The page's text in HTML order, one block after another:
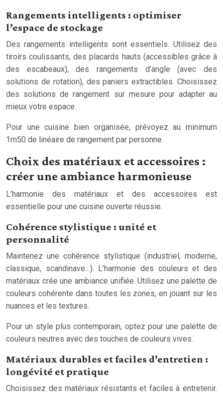
Rangements intelligents : optimiser
l’espace de stockage
Des rangements intelligents sont essentiels. Utilisez des
tiroirs coulissants, des placards hauts (accessibles grâce à
des escabeaux), des rangements d’angle (avec des
solutions de rotation), des paniers extractibles. Choisissez
des solutions de rangement sur mesure pour adapter au
mieux votre espace.
Pour une cuisine bien organisée, prévoyez au minimum
1m50 de linéaire de rangement par personne.
Choix des matériaux et accessoires :
créer une ambiance harmonieuse
L’harmonie des matériaux et des accessoires est
essentielle pour une cuisine ouverte réussie.
Cohérence stylistique : unité et
personnalité
Maintenez une cohérence stylistique (industriel, moderne,
classique, scandinave…). L’harmonie des couleurs et des
matériaux crée une ambiance unifiée. Utilisez une palette de
couleurs cohérente dans toutes les zones, en jouant sur les
nuances et les textures.
Pour un style plus contemporain, optez pour une palette de
couleurs neutres avec des touches de couleurs vives.
Matériaux durables et faciles d’entretien :
longévité et pratique
Choisissez des matériaux résistants et faciles à entretenir.